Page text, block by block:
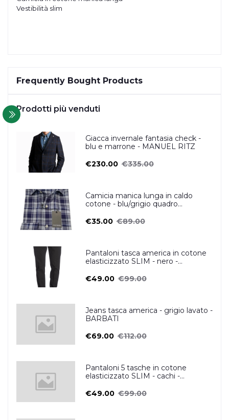
Vestibilità slim
Frequently Bought Products
Prodotti più venduti
Giacca invernale fantasia check -
blu e marrone - MANUEL RITZ
€230.00 €335.00
Camicia manica lunga in caldo
cotone - blu/grigio quadro
€35.00 €89.00
Pantaloni tasca america in cotone
elasticizzato SLIM - nero -
€49.00 €99.00
Jeans tasca america - grigio lavato -
BARBATI
€69.00 €112.00
Pantaloni 5 tasche in cotone
elasticizzato SLIM - cachi -
€49.00 €99.00